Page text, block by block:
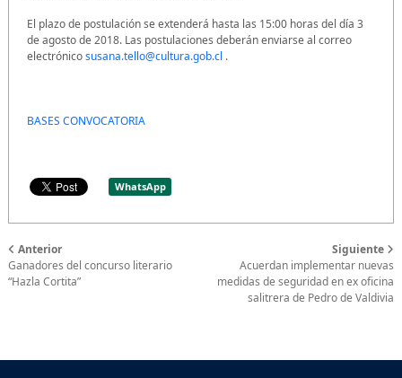
El plazo de postulación se extenderá hasta las 15:00 horas del día 3
de agosto de 2018. Las postulaciones deberán enviarse al correo
electrónicosusana.tello@cultura.gob.cl .
BASES CONVOCATORIA
WhatsApp
Anterior
Ganadores del concurso literario
“Hazla Cortita”
Siguiente
Acuerdan implementar nuevas
medidas de seguridad en ex oficina
salitrera de Pedro de Valdivia